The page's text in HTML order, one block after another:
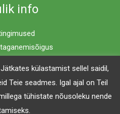
info
| Powered by Mööblimaailm
külastamist sellel saidil,
Teie seadmes. Igal ajal on Teil
tühistate nõusoleku nende